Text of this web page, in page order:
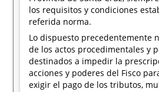
los requisitos y condiciones
referida norma.
Lo dispuesto precedentemente
de los actos procedimentales y
destinados a impedir la
acciones y poderes del Fisco
exigir el pago de los tributos,